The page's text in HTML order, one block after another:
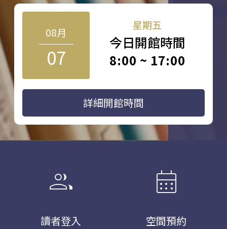
08月
07
星期五
今日開館時間
8:00 ~ 17:00
詳細開館時間
group
讀者登入
calendar_month
空間預約